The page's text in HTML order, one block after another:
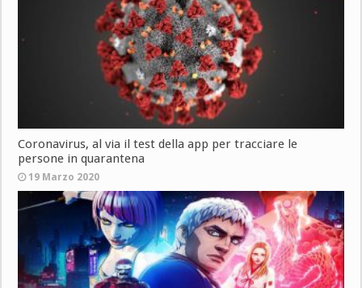
Coronavirus, al via il test della app per tracciare le
persone in quarantena
19 Marzo 2020